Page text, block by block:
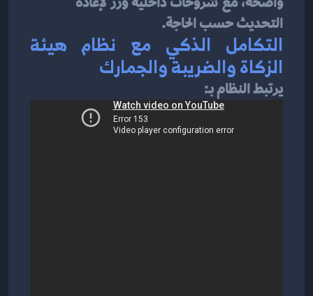
التحديث حسب الحاجة.
الزكاة والضريبة والجمارك
يرتبط النظام بـ: